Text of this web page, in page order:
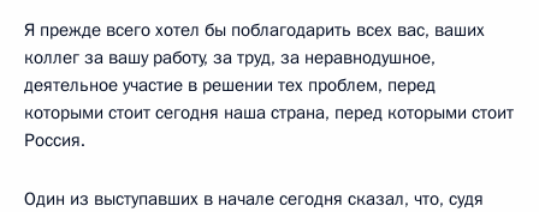
Я прежде всего хотел бы поблагодарить всех вас, ваших
коллег за вашу работу, за труд, за неравнодушное,
деятельное участие в решении тех проблем, перед
которыми стоит сегодня наша страна, перед которыми стоит
Россия.
Один из выступавших в начале сегодня сказал, что, судя